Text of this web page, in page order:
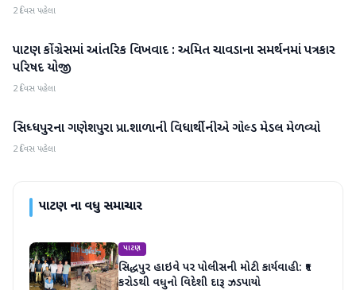
2 દિવસ પહેલા
પાટણ
પાટણ કોંગ્રેસમાં આંતરિક વિખવાદ : અમિત ચાવડાના સમર્થનમાં પત્રકાર
પરિષદ યોજી
2 દિવસ પહેલા
પાટણ
સિધ્ધપુરના ગણેશપુરા પ્રા.શાળાની વિધાર્થીનીએ ગોલ્ડ મેડલ મેળવ્યો
2 દિવસ પહેલા
પાટણના વધુ સમાચાર
પાટણ
સિદ્ધપુર હાઇવે પર પોલીસની મોટી કાર્યવાહી: ₹૧
કરોડથી વધુનો વિદેશી દારૂ ઝડપાયો